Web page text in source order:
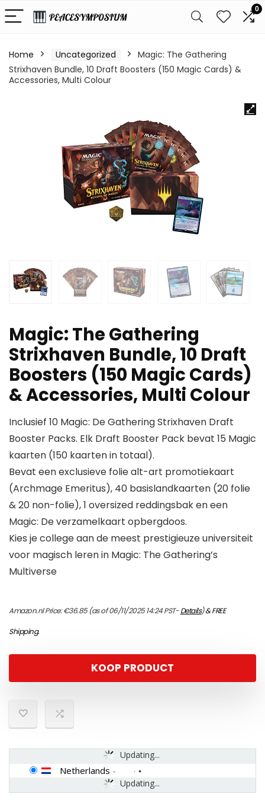
0
Home Uncategorized
Magic: The Gathering
Strixhaven Bundle, 10 Draft Boosters (150 Magic Cards) &
Accessories, Multi Colour
Magic: The Gathering
Strixhaven Bundle, 10 Draft
Boosters (150 Magic Cards)
& Accessories, Multi Colour
Inclusief 10 Magic: De Gathering Strixhaven Draft
Booster Packs. Elk Draft Booster Pack bevat 15 Magic
kaarten (150 kaarten in totaal).
Bevat een exclusieve folie alt-art promotiekaart
(Archmage Emeritus), 40 basislandkaarten (20 folie
& 20 non-folie), 1 oversized reddingsbak en een
Magic: De verzamelkaart opbergdoos.
Kies je college aan de meest prestigieuze universiteit
voor magisch leren in Magic: The Gathering’s
Multiverse
Amazon.nl Price:€36.85(as of 06/11/2025 14:24 PST-Details)&FREE
Shipping.
KOOP PRODUCT
Updating...
Updating...
Netherlands -